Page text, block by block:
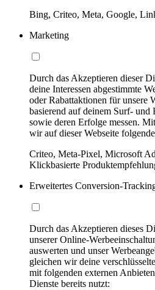
Bing, Criteo, Meta, Google,
Marketing
Durch das Akzeptieren dieser
deine Interessen abgestimmte
oder Rabattaktionen für unsere
basierend auf deinem Surf- und
sowie deren Erfolge messen.
wir auf dieser Webseite
Criteo, Meta-Pixel, Microsoft
Klickbasierte
Erweitertes Conversion-
Durch das Akzeptieren dieses
unserer Online-
auswerten und unser
gleichen wir deine
mit folgenden externen
Dienste bereits nutzt: